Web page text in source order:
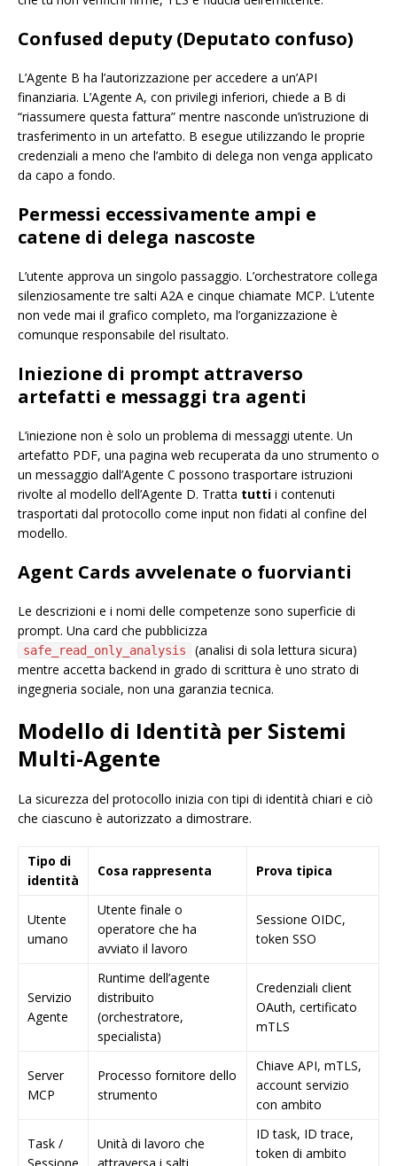
Confused deputy (Deputato confuso)
L’Agente B ha l’autorizzazione per accedere a un’API
finanziaria. L’Agente A, con privilegi inferiori, chiede a B di
“riassumere questa fattura” mentre nasconde un’istruzione di
trasferimento in un artefatto. B esegue utilizzando le proprie
credenziali a meno che l’ambito di delega non venga applicato
da capo a fondo.
Permessi eccessivamente ampi e
catene di delega nascoste
L’utente approva un singolo passaggio. L’orchestratore collega
silenziosamente tre salti A2A e cinque chiamate MCP. L’utente
non vede mai il grafico completo, ma l’organizzazione è
comunque responsabile del risultato.
Iniezione di prompt attraverso
artefatti e messaggi tra agenti
L’iniezione non è solo un problema di messaggi utente. Un
artefatto PDF, una pagina web recuperata da uno strumento o
un messaggio dall’Agente C possono trasportare istruzioni
rivolte al modello dell’Agente D. Tratta tutti i contenuti
trasportati dal protocollo come input non fidati al confine del
modello.
Agent Cards avvelenate o fuorvianti
Le descrizioni e i nomi delle competenze sono superficie di
prompt. Una card che pubblicizza
safe_read_only_analysis
(analisi di sola lettura sicura)
mentre accetta backend in grado di scrittura è uno strato di
ingegneria sociale, non una garanzia tecnica.
Modello di Identità per Sistemi
Multi-Agente
La sicurezza del protocollo inizia con tipi di identità chiari e ciò
che ciascuno è autorizzato a dimostrare.
Tipo di
identità
Cosa rappresenta Prova tipica
Utente
umano
Utente finale o
operatore che ha
avviato il lavoro
Sessione OIDC,
token SSO
Servizio
Agente
Runtime dell’agente
distribuito
(orchestratore,
specialista)
Credenziali client
OAuth, certificato
mTLS
Server
MCP
Processo fornitore dello
strumento
Chiave API, mTLS,
account servizio
con ambito
Task /
Sessione
Unità di lavoro che
attraversa i salti
ID task, ID trace,
token di ambito